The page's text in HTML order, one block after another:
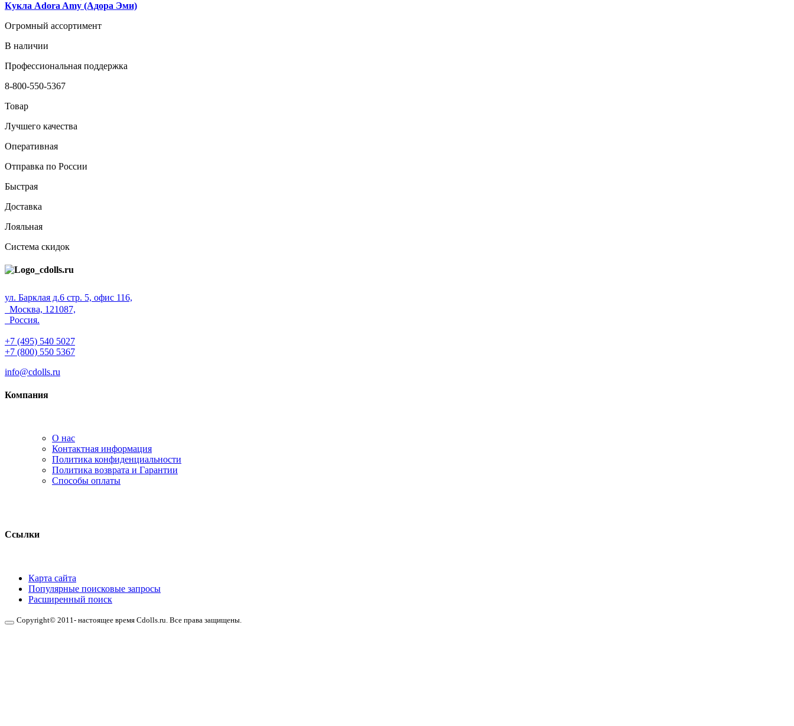
Кукла Adora Amy (Адора Эми)
Огромный ассортимент
В наличии
Профессиональная поддержка
8-800-550-5367
Товар
Лучшего качества
Оперативная
Отправка по России
Быстрая
Доставка
Лояльная
Система скидок
ул. Барклая д.6 стр. 5, офис 116,
Москва, 121087,
Россия.
+7 (495) 540 5027
+7 (800) 550 5367
info@cdolls.ru
Компания
О нас
Контактная информация
Политика конфиденциальности
Политика возврата и Гарантии
Способы оплаты
Ссылки
Карта сайта
Популярные поисковые запросы
Расширенный поиск
Copyright© 2011- настоящее время Cdolls.ru. Все права защищены.